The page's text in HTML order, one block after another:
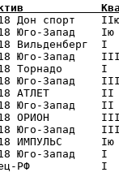
Квал
18 Дон
18 Юго-
18
18 Юго-
18 Торнадо
18 Юго-
18 АТЛЕТ
18 Юго-
18 ОРИОН
18 Юго-
18 ИМПУЛЬС
18 Юго-